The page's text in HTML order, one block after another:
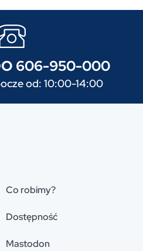
606-950-000
od: 10:00-14:00
Co robimy?
Dostępność
Mastodon